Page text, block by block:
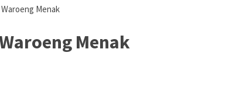
Menak
Menak